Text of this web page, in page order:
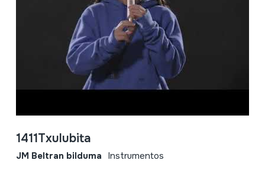
1411Txulubita
JM Beltran bilduma Instrumentos